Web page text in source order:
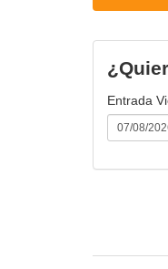
Entrada